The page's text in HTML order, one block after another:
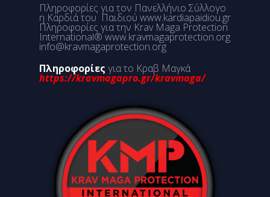
Πληροφορίες για τον Πανελλήνιο Σύλλογο
η Καρδιά του Παιδιού www.kardiapaidiou.gr
Πληροφορίες για την Krav Maga Protection
International®www.kravmagaprotection.org
info@kravmagaprotection.org
Πληροφορίες για το Κραβ Μαγκά
https://kravmagapro.gr/kravmaga/